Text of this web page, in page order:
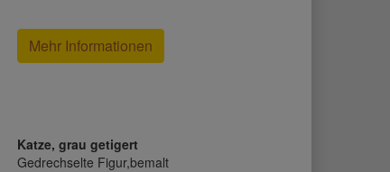
Mehr Informationen
Katze, grau getigert
Gedrechselte Figur,bemalt